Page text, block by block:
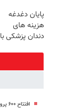
پایان دغدغه
هزینه های
دندان پزشکی با
افتتاح ۶۰۰ پروژه تا پایان سال در شهر